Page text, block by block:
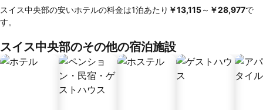
スイス中央部の安いホテルの料金は1泊あたり ‎￥13,115～ ‎￥28,977で
す。
スイス中央部のその他の宿泊施設